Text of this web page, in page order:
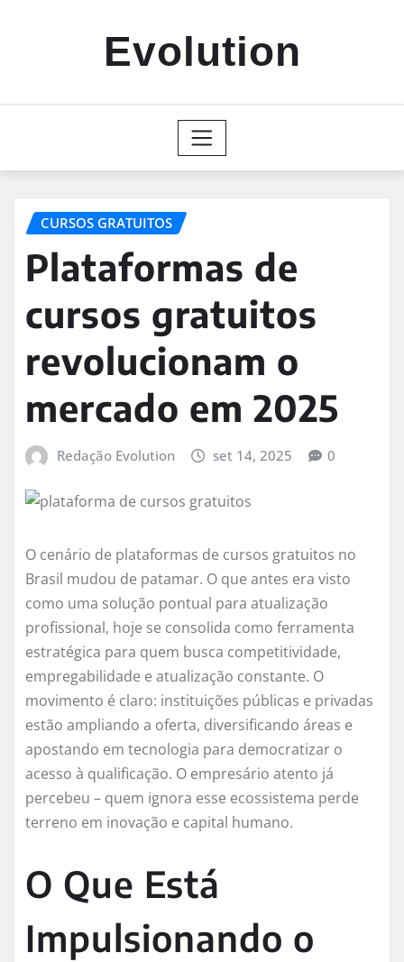
Evolution
CURSOS GRATUITOS
Plataformas de
cursos gratuitos
revolucionam o
mercado em 2025
Redação Evolution set 14, 2025 0
O cenário de plataformas de cursos gratuitos no
Brasil mudou de patamar. O que antes era visto
como uma solução pontual para atualização
profissional, hoje se consolida como ferramenta
estratégica para quem busca competitividade,
empregabilidade e atualização constante. O
movimento é claro: instituições públicas e privadas
estão ampliando a oferta, diversificando áreas e
apostando em tecnologia para democratizar o
acesso à qualificação. O empresário atento já
percebeu – quem ignora esse ecossistema perde
terreno em inovação e capital humano.
O Que Está
Impulsionando o